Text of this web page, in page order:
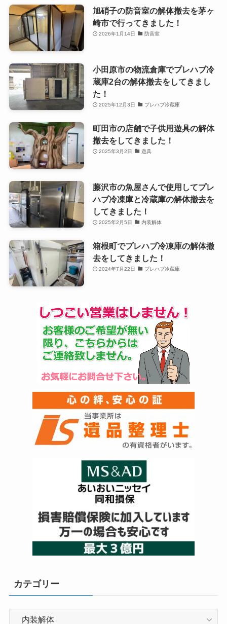
旭硝子の防音室の解体撤去を茅ヶ
崎市で行ってきました！
2026年1月14日 防音室
小田原市の物流倉庫でプレハブ冷
蔵庫2台の解体撤去をしてきまし
た！
2025年12月3日 プレハブ冷蔵庫
町田市の店舗で子供用遊具の解体
撤去をしてきました！
2025年3月2日 遊具
藤沢市の魚屋さんで使用してプレ
ハブ冷凍庫と冷蔵庫の解体撤去を
してきました！
2025年2月5日 内装解体
箱根町でプレハブ冷凍庫の解体撤
去をしてきました！
2024年7月22日 プレハブ冷蔵庫
カテゴリー